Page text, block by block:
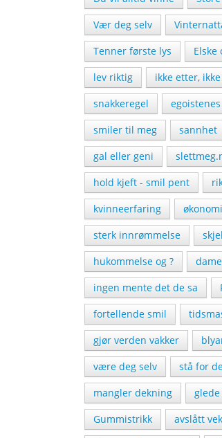
Vær deg selv
Tenner første lys
Elske
lev riktig
ikke etter,
snakkeregel
smiler til meg
sannhet
gal eller geni
hold kjeft - smil pent
kvinneerfaring
sterk innrømmelse
hukommelse og ?
ingen mente det de sa
fortellende smil
gjør verden vakker
være deg selv
stå for
mangler dekning
Gummistrikk
avslått